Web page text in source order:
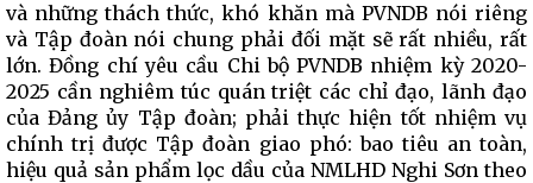
và những thách thức, khó khăn mà PVNDB nói riêng
và Tập đoàn nói chung phải đối mặt sẽ rất nhiều, rất
lớn. Đồng chí yêu cầu Chi bộ PVNDB nhiệm kỳ 2020-
2025 cần nghiêm túc quán triệt các chỉ đạo, lãnh đạo
của Đảng ủy Tập đoàn; phải thực hiện tốt nhiệm vụ
chính trị được Tập đoàn giao phó: bao tiêu an toàn,
hiệu quả sản phẩm lọc dầu của NMLHD Nghi Sơn theo